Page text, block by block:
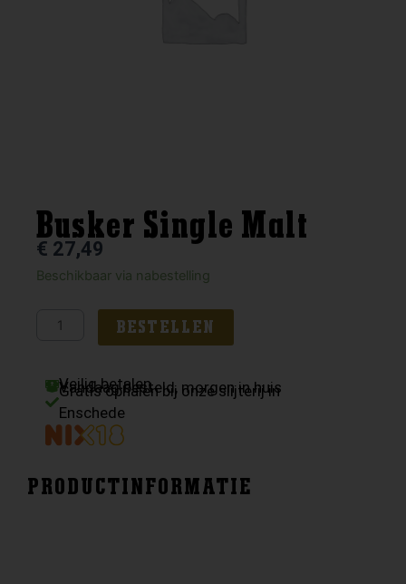
Busker Single Malt
€ 27,49
Beschikbaar via nabestelling
Busker
Malt
BESTELLEN
Veilig betalen
Vandaag besteld, morgen in huis
Gratis ophalen bij onze slijterij in
Enschede
PRODUCTINFORMATIE